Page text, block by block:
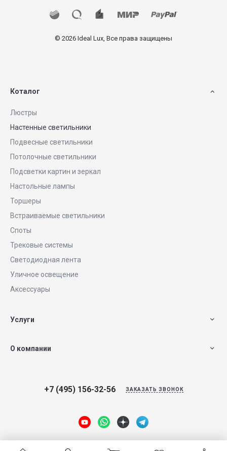
© 2026 Ideal Lux, Все права защищены
Коталог
Люстры
Настенные светильники
Подвесные светильники
Потолочные светильники
Подсветки картин и зеркал
Настольные лампы
Торшеры
Встраиваемые светильники
Споты
Трековые системы
Светодиодная лента
Уличное освещение
Аксессуары
Услуги
О компании
+7 (495) 156-32-56 ЗАКАЗАТЬ ЗВОНОК